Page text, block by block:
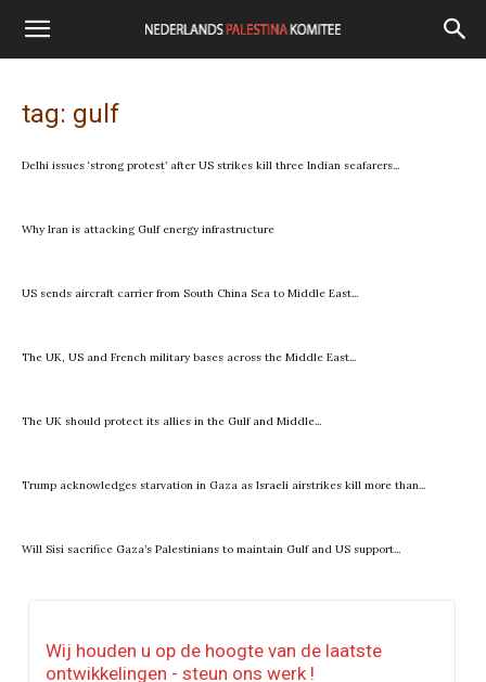
tag: gulf
Delhi issues ‘strong protest’ after US strikes kill three Indian seafarers...
Why Iran is attacking Gulf energy infrastructure
US sends aircraft carrier from South China Sea to Middle East...
The UK, US and French military bases across the Middle East...
The UK should protect its allies in the Gulf and Middle...
Trump acknowledges starvation in Gaza as Israeli airstrikes kill more than...
Will Sisi sacrifice Gaza’s Palestinians to maintain Gulf and US support...
Wij houden u op de hoogte van de laatste
ontwikkelingen - steun ons werk !